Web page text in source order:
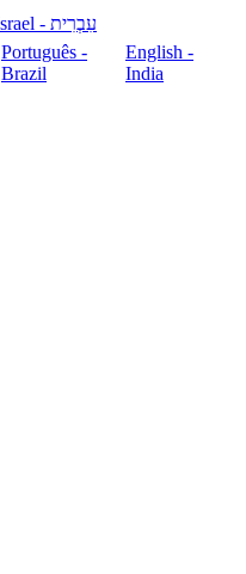
עִבְרִית - Israel
Português -
Brazil
English -
India